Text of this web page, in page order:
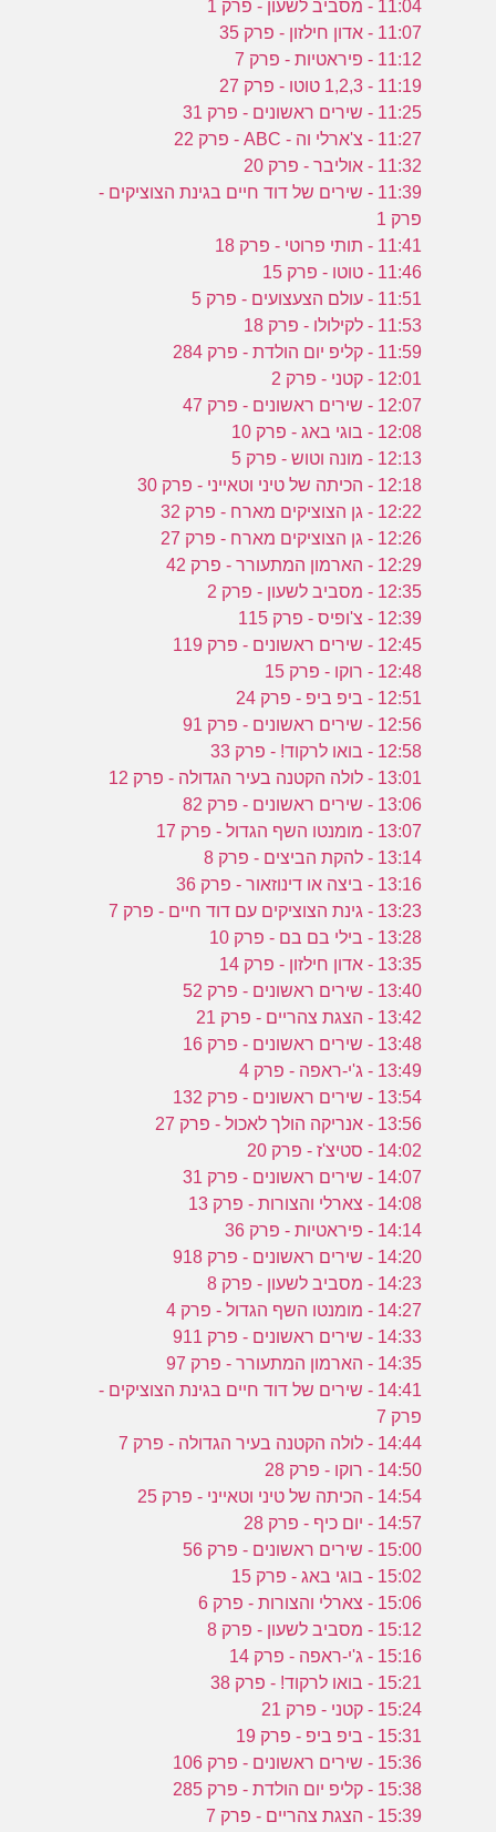
11:04 - מסביב לשעון - פרק 1
11:07 - אדון חילזון - פרק 35
11:12 - פיראטיות - פרק 7
11:19 - 1,2,3 טוטו - פרק 27
11:25 - שירים ראשונים - פרק 31
11:27 - צ'ארלי וה - ABC - פרק 22
11:32 - אוליבר - פרק 20
11:39 - שירים של דוד חיים בגינת הצוציקים -
פרק 1
11:41 - תותי פרוטי - פרק 18
11:46 - טוטו - פרק 15
11:51 - עולם הצעצועים - פרק 5
11:53 - לקילולו - פרק 18
11:59 - קליפ יום הולדת - פרק 284
12:01 - קטני - פרק 2
12:07 - שירים ראשונים - פרק 47
12:08 - בוגי באג - פרק 10
12:13 - מונה וטוש - פרק 5
12:18 - הכיתה של טיני וטאייני - פרק 30
12:22 - גן הצוציקים מארח - פרק 32
12:26 - גן הצוציקים מארח - פרק 27
12:29 - הארמון המתעורר - פרק 42
12:35 - מסביב לשעון - פרק 2
12:39 - צ'ופיס - פרק 115
12:45 - שירים ראשונים - פרק 119
12:48 - רוקו - פרק 15
12:51 - ביפ ביפ - פרק 24
12:56 - שירים ראשונים - פרק 91
12:58 - בואו לרקוד! - פרק 33
13:01 - לולה הקטנה בעיר הגדולה - פרק 12
13:06 - שירים ראשונים - פרק 82
13:07 - מומנטו השף הגדול - פרק 17
13:14 - להקת הביצים - פרק 8
13:16 - ביצה או דינוזאור - פרק 36
13:23 - גינת הצוציקים עם דוד חיים - פרק 7
13:28 - בילי בם בם - פרק 10
13:35 - אדון חילזון - פרק 14
13:40 - שירים ראשונים - פרק 52
13:42 - הצגת צהריים - פרק 21
13:48 - שירים ראשונים - פרק 16
13:49 - ג'י-ראפה - פרק 4
13:54 - שירים ראשונים - פרק 132
13:56 - אנריקה הולך לאכול - פרק 27
14:02 - סטיצ'ז - פרק 20
14:07 - שירים ראשונים - פרק 31
14:08 - צארלי והצורות - פרק 13
14:14 - פיראטיות - פרק 36
14:20 - שירים ראשונים - פרק 918
14:23 - מסביב לשעון - פרק 8
14:27 - מומנטו השף הגדול - פרק 4
14:33 - שירים ראשונים - פרק 911
14:35 - הארמון המתעורר - פרק 97
14:41 - שירים של דוד חיים בגינת הצוציקים -
פרק 7
14:44 - לולה הקטנה בעיר הגדולה - פרק 7
14:50 - רוקו - פרק 28
14:54 - הכיתה של טיני וטאייני - פרק 25
14:57 - יום כיף - פרק 28
15:00 - שירים ראשונים - פרק 56
15:02 - בוגי באג - פרק 15
15:06 - צארלי והצורות - פרק 6
15:12 - מסביב לשעון - פרק 8
15:16 - ג'י-ראפה - פרק 14
15:21 - בואו לרקוד! - פרק 38
15:24 - קטני - פרק 21
15:31 - ביפ ביפ - פרק 19
15:36 - שירים ראשונים - פרק 106
15:38 - קליפ יום הולדת - פרק 285
15:39 - הצגת צהריים - פרק 7